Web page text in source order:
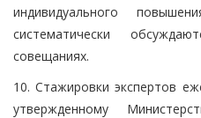
индивидуального
систематически
совещаниях.
10. Стажировки экспертов
утвержденному